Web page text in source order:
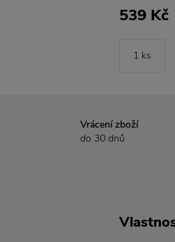
539 Kč
Vrácení zboží
do 30 dnů